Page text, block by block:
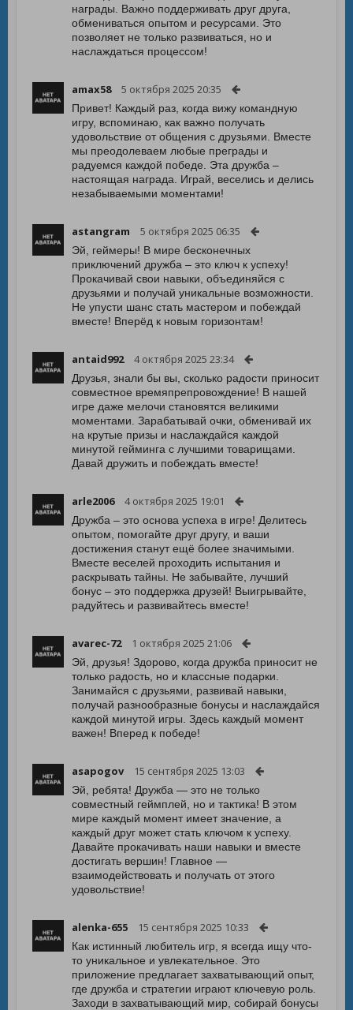
награды. Важно поддерживать друг друга,
обмениваться опытом и ресурсами. Это
позволяет не только развиваться, но и
наслаждаться процессом!
amax58 5 октября 2025 20:35
Привет! Каждый раз, когда вижу командную
игру, вспоминаю, как важно получать
удовольствие от общения с друзьями. Вместе
мы преодолеваем любые преграды и
радуемся каждой победе. Эта дружба –
настоящая награда. Играй, веселись и делись
незабываемыми моментами!
astangram 5 октября 2025 06:35
Эй, геймеры! В мире бесконечных
приключений дружба – это ключ к успеху!
Прокачивай свои навыки, объединяйся с
друзьями и получай уникальные возможности.
Не упусти шанс стать мастером и побеждай
вместе! Вперёд к новым горизонтам!
antaid992 4 октября 2025 23:34
Друзья, знали бы вы, сколько радости приносит
совместное времяпрепровождение! В нашей
игре даже мелочи становятся великими
моментами. Зарабатывай очки, обменивай их
на крутые призы и наслаждайся каждой
минутой гейминга с лучшими товарищами.
Давай дружить и побеждать вместе!
arle2006 4 октября 2025 19:01
Дружба – это основа успеха в игре! Делитесь
опытом, помогайте друг другу, и ваши
достижения станут ещё более значимыми.
Вместе веселей проходить испытания и
раскрывать тайны. Не забывайте, лучший
бонус – это поддержка друзей! Выигрывайте,
радуйтесь и развивайтесь вместе!
avarec-72 1 октября 2025 21:06
Эй, друзья! Здорово, когда дружба приносит не
только радость, но и классные подарки.
Занимайся с друзьями, развивай навыки,
получай разнообразные бонусы и наслаждайся
каждой минутой игры. Здесь каждый момент
важен! Вперед к победе!
asapogov 15 сентября 2025 13:03
Эй, ребята! Дружба — это не только
совместный геймплей, но и тактика! В этом
мире каждый момент имеет значение, а
каждый друг может стать ключом к успеху.
Давайте прокачивать наши навыки и вместе
достигать вершин! Главное —
взаимодействовать и получать от этого
удовольствие!
alenka-655 15 сентября 2025 10:33
Как истинный любитель игр, я всегда ищу что-
то уникальное и увлекательное. Это
приложение предлагает захватывающий опыт,
где дружба и стратегии играют ключевую роль.
Заходи в захватывающий мир, собирай бонусы